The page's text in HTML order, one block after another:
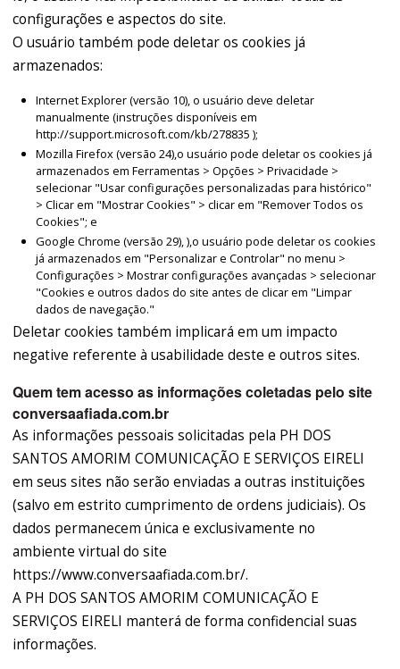
configurações e aspectos do site.
O usuário também pode deletar os cookies já
armazenados:
Internet Explorer (versão 10), o usuário deve deletar
manualmente (instruções disponíveis em
http://support.microsoft.com/kb/278835 );
Mozilla Firefox (versão 24),o usuário pode deletar os cookies já
armazenados em Ferramentas > Opções > Privacidade >
selecionar "Usar configurações personalizadas para histórico"
> Clicar em "Mostrar Cookies" > clicar em "Remover Todos os
Cookies"; e
Google Chrome (versão 29), ),o usuário pode deletar os cookies
já armazenados em "Personalizar e Controlar" no menu >
Configurações > Mostrar configurações avançadas > selecionar
"Cookies e outros dados do site antes de clicar em "Limpar
dados de navegação."
Deletar cookies também implicará em um impacto
negative referente à usabilidade deste e outros sites.
Quem tem acesso as informações coletadas pelo site
conversaafiada.com.br
As informações pessoais solicitadas pela PH DOS
SANTOS AMORIM COMUNICAÇÃO E SERVIÇOS EIRELI
em seus sites não serão enviadas a outras instituições
(salvo em estrito cumprimento de ordens judiciais). Os
dados permanecem única e exclusivamente no
ambiente virtual do site
https://www.conversaafiada.com.br/.
A PH DOS SANTOS AMORIM COMUNICAÇÃO E
SERVIÇOS EIRELI manterá de forma confidencial suas
informações.